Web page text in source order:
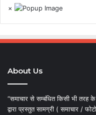
×
About Us
“समाचार से सम्बंधित किसी भी तरह
द्वारा प्रस्तुत सामग्री ( समाचार /